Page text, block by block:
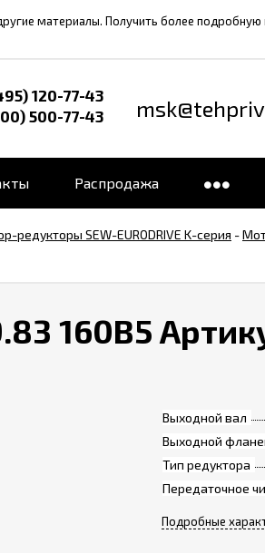
материалы. Получить более
120-77-43
500-77-43
Распродажа
редукторы SEW-EURODRIVE K-серия -
160B5
Выходной вал
Выходной
Тип редуктора
Передаточное
Подробные